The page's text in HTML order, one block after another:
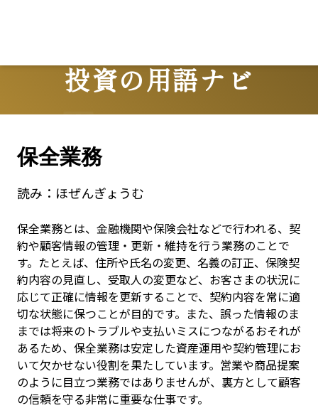
投資の用語ナビ
Terms
保全業務
読み： ほぜんぎょうむ
保全業務とは、金融機関や保険会社などで行われる、契
約や顧客情報の管理・更新・維持を行う業務のことで
す。たとえば、住所や氏名の変更、名義の訂正、保険契
約内容の見直し、受取人の変更など、お客さまの状況に
応じて正確に情報を更新することで、契約内容を常に適
切な状態に保つことが目的です。また、誤った情報のま
までは将来のトラブルや支払いミスにつながるおそれが
あるため、保全業務は安定した資産運用や契約管理にお
いて欠かせない役割を果たしています。営業や商品提案
のように目立つ業務ではありませんが、裏方として顧客
の信頼を守る非常に重要な仕事です。